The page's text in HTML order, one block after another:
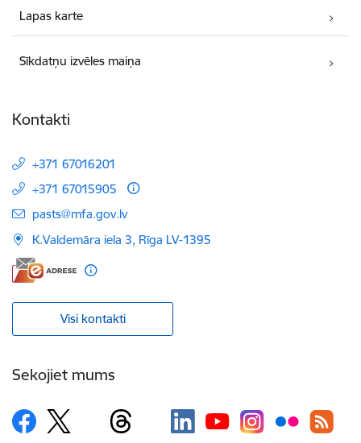
Lapas karte
Sīkdatņu izvēles maiņa
Kontakti
+371 67016201
+371 67015905
E-pasts:
pasts@mfa.gov.lv
K.Valdemāra iela 3, Rīga LV-1395
Visi kontakti
Sekojiet mums